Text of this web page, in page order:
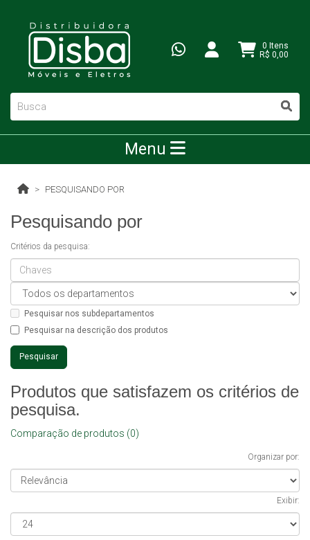
0 Itens
R$ 0,00
Menu
PESQUISANDO POR
Pesquisando por
Critérios da pesquisa:
Pesquisar nos subdepartamentos
Pesquisar na descrição dos produtos
Produtos que satisfazem os critérios de
pesquisa.
Comparação de produtos (0)
Organizar por:
Exibir: